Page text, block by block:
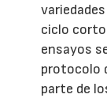
ciclo corto
ensayos
protocolo
parte de